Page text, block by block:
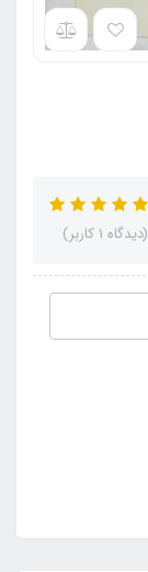
(دیدگاه 1 کاربر)